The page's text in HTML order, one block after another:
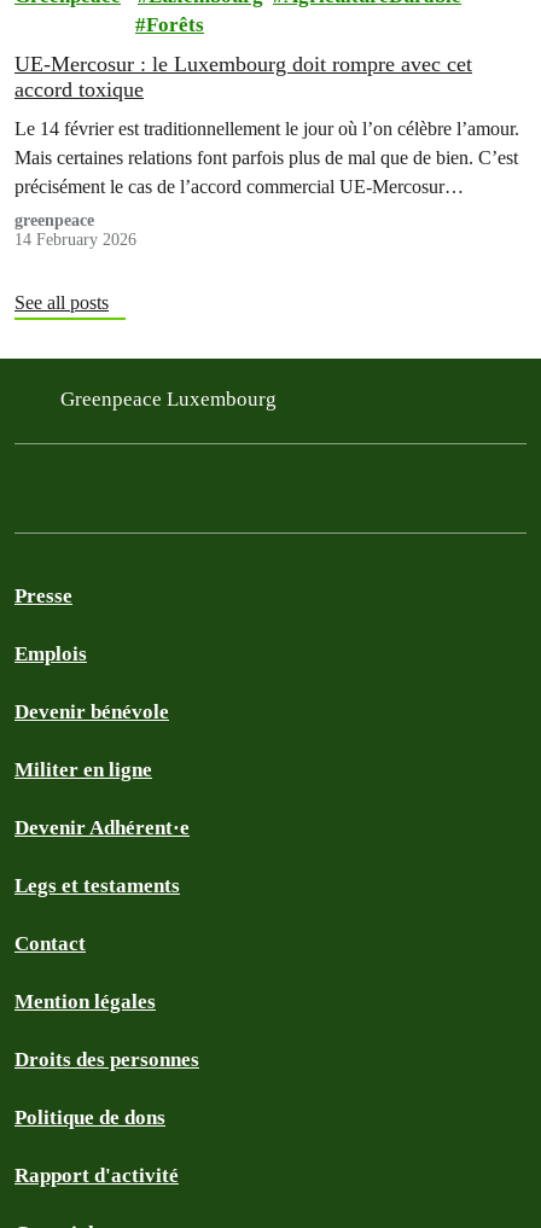
Forêts
UE-Mercosur : le Luxembourg doit rompre avec cet
accord toxique
Le 14 février est traditionnellement le jour où l’on célèbre l’amour.
Mais certaines relations font parfois plus de mal que de bien. C’est
précisément le cas de l’accord commercial UE-Mercosur…
greenpeace
14 February 2026
See all posts
Greenpeace Luxembourg
Presse
Emplois
Devenir bénévole
Militer en ligne
Devenir Adhérent·e
Legs et testaments
Contact
Mention légales
Droits des personnes
Politique de dons
Rapport d'activité